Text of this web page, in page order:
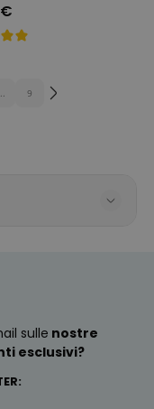
9
sulle nostre
esclusivi?
: